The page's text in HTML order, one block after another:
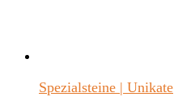
Spezialsteine | Unikate